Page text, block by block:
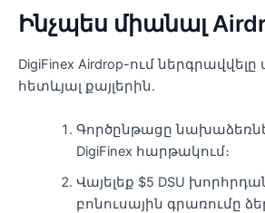
Ինչպես միանալ
DigiFinex Airdrop-ում
հետևյալ քայլերին.
Գործընթացը
DigiFinex հարթակում։
Վայելեք $5 DSU
բոնուսային գրառումը